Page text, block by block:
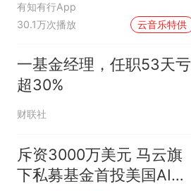
有知有行App
30.1万次播放
云音乐特供
一基金经理，任职53天亏
超30%
财联社
斥资3000万美元 马云旗
下私募基金首投美国AI公